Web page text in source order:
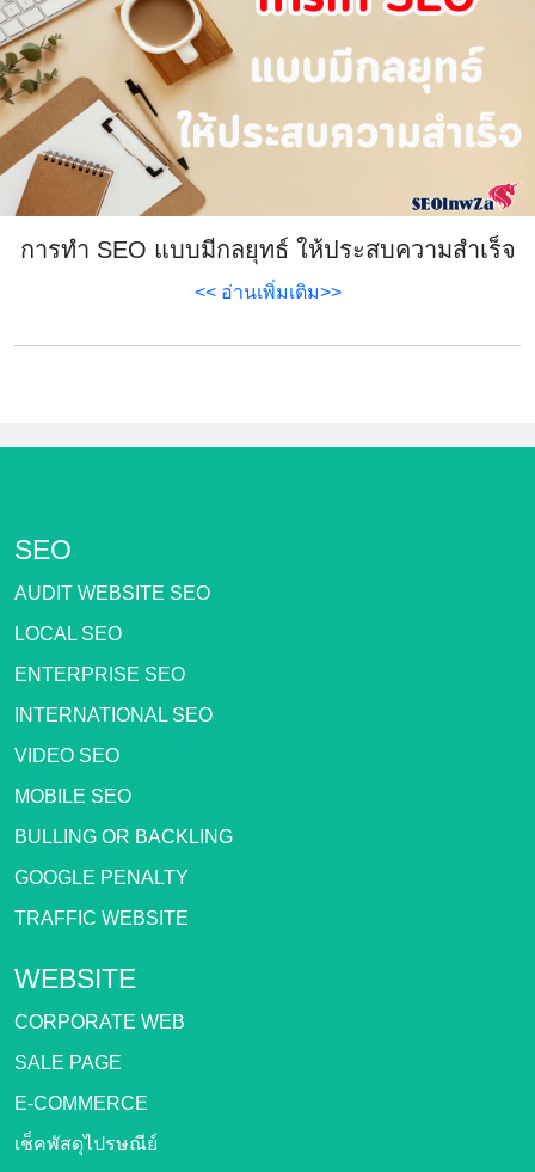
การทำ SEO แบบมีกลยุทธ์ ให้ประสบความสำเร็จ
<< อ่านเพิ่มเติม>>
SEO
AUDIT WEBSITE SEO
LOCAL SEO
ENTERPRISE SEO
INTERNATIONAL SEO
VIDEO SEO
MOBILE SEO
BULLING OR BACKLING
GOOGLE PENALTY
TRAFFIC WEBSITE
WEBSITE
CORPORATE WEB
SALE PAGE
E-COMMERCE
เช็คพัสดุไปรษณีย์